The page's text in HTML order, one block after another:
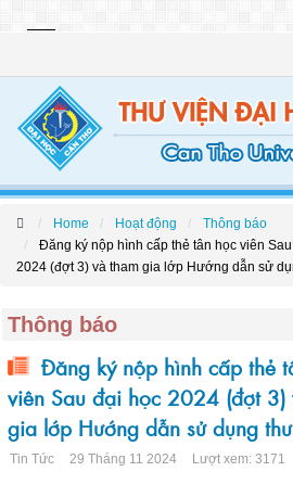
Home Hoạt động
Thông báo
Đăng ký nộp hình cấp thẻ tân học viên
2024 (đợt 3) và tham gia lớp Hướng dẫn sử
Thông báo
Đăng ký nộp hình cấp thẻ
viên Sau đại học 2024 (đợt 3)
gia lớp Hướng dẫn sử dụng
Tin Tức 29 Tháng 11 2024 Lượt xem: 3171